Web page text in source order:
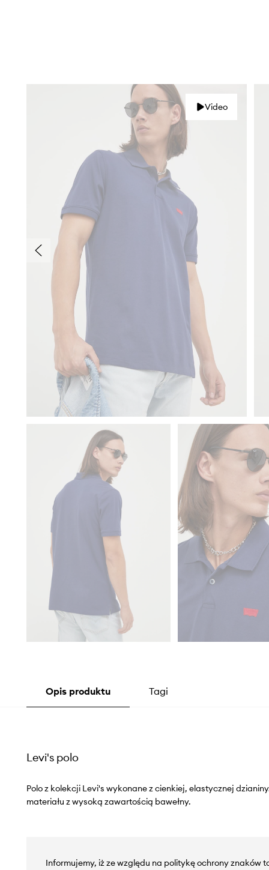
Video
Opis produktu Tagi
Levi's polo
Polo z kolekcji Levi's wykonane z cienkiej, elastycznej
materiału z wysoką zawartością bawełny.
Informujemy, iż ze względu na politykę ochrony znaków